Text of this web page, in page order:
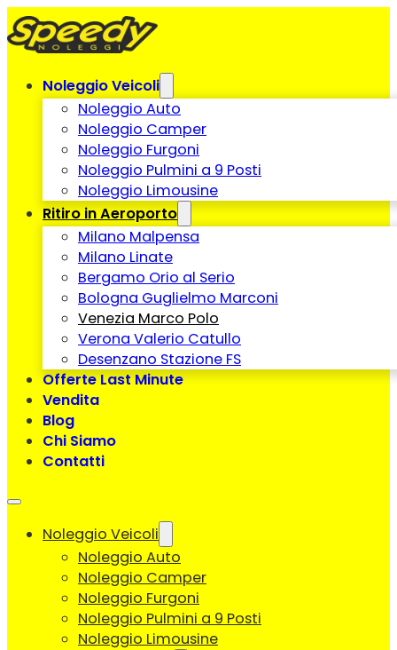
Noleggio Veicoli
Noleggio Auto
Noleggio Camper
Noleggio Furgoni
Noleggio Pulmini a 9 Posti
Noleggio Limousine
Ritiro in Aeroporto
Milano Malpensa
Milano Linate
Bergamo Orio al Serio
Bologna Guglielmo Marconi
Venezia Marco Polo
Verona Valerio Catullo
Desenzano Stazione FS
Offerte Last Minute
Vendita
Blog
Chi Siamo
Contatti
Noleggio Veicoli
Noleggio Auto
Noleggio Camper
Noleggio Furgoni
Noleggio Pulmini a 9 Posti
Noleggio Limousine